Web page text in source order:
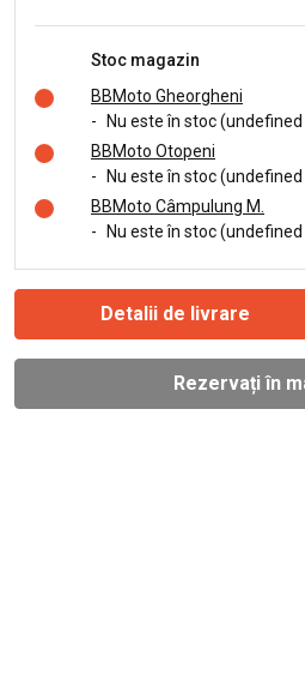
Stoc magazin
BBMoto Gheorgheni
-
Nu este în stoc
BBMoto Otopeni
-
Nu este în stoc
BBMoto Câmpulung M.
-
Nu este în stoc
Detalii de livrare
Rezervați în